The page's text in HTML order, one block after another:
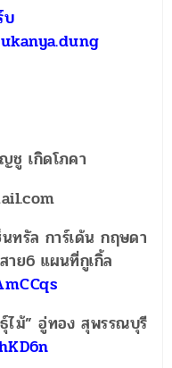
บ
ชู เกิดโภคา
ทรัล การ์เด้น กฤษดา
าย6 แผนที่กูเกิ้ล
ไม้” อู่ทอง สุพรรณบุรี